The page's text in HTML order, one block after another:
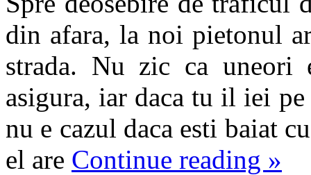
din afara, la noi pietonul
strada. Nu zic ca
asigura, iar daca tu il iei
nu e cazul daca esti baiat
el are Continue reading »